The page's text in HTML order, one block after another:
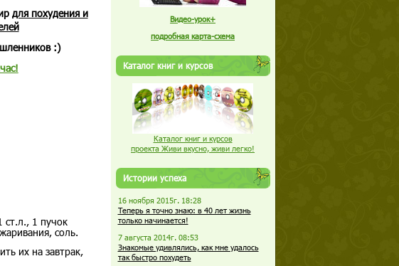
для похудения и
:)
ст.л., 1 пучок
соль.
их на завтрак,
Видео-урок+
подробная карта-схема
Каталог книг и курсов
Каталог книг и курсов
проекта Живи вкусно, живи легко!
Истории успеха
16 ноября 2015г. 18:28
Теперь я точно знаю: в 40 лет жизнь
только начинается!
7 августа 2014г. 08:53
Знакомые удивлялись, как мне удалось
так быстро похудеть